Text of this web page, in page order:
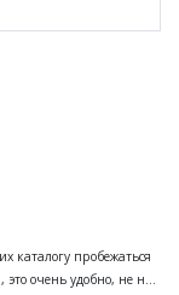
каталогу пробежаться
очень удобно, не н...